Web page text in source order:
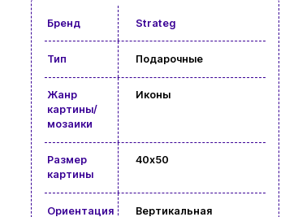
Бренд Strateg
Тип Подарочные
Жанр
картины/
мозаики
Иконы
Размер
картины
40x50
Ориентация
Вертикальная